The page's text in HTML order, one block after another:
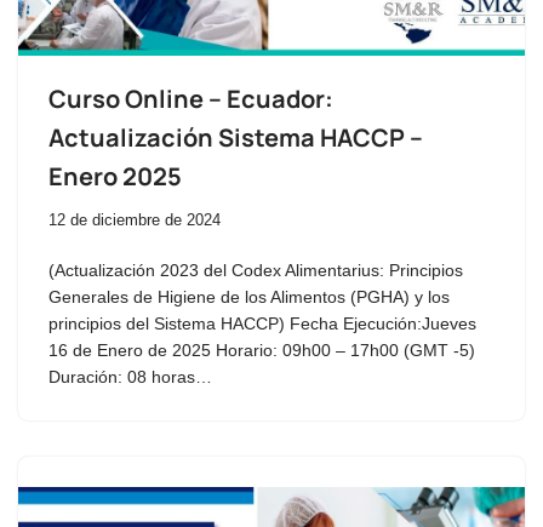
Curso Online – Ecuador:
Actualización Sistema HACCP –
Enero 2025
12 de diciembre de 2024
(Actualización 2023 del Codex Alimentarius: Principios
Generales de Higiene de los Alimentos (PGHA) y los
principios del Sistema HACCP) Fecha Ejecución:Jueves
16 de Enero de 2025 Horario: 09h00 – 17h00 (GMT -5)
Duración: 08 horas…